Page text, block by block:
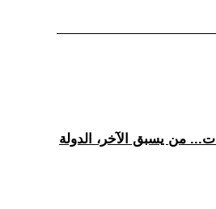
من يسبق الآخر، الدولة